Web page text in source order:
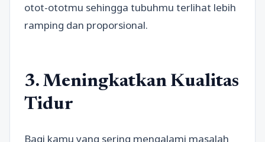
otot-ototmu sehingga tubuhmu terlihat lebih
ramping dan proporsional.
3. Meningkatkan Kualitas
Tidur
Bagi kamu yang sering mengalami masalah